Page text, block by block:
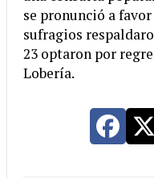
se pronunció a
sufragios
23 optaron por
Lobería.